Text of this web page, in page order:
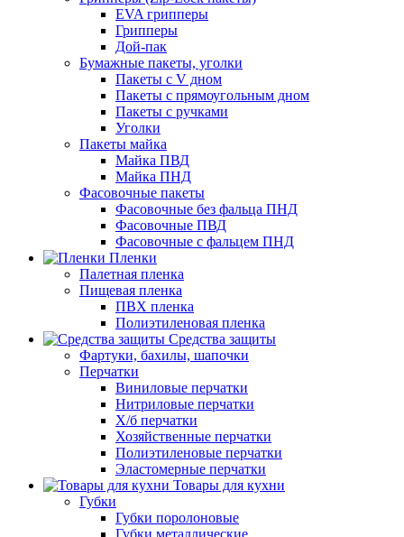
EVA грипперы
Грипперы
Дой-пак
Бумажные пакеты, уголки
Пакеты с V дном
Пакеты с прямоугольным дном
Пакеты с ручками
Уголки
Пакеты майка
Майка ПВД
Майка ПНД
Фасовочные пакеты
Фасовочные без фальца ПНД
Фасовочные ПВД
Фасовочные с фальцем ПНД
Пленки
Палетная пленка
Пищевая пленка
ПВХ пленка
Полиэтиленовая пленка
Средства защиты
Фартуки, бахилы, шапочки
Перчатки
Виниловые перчатки
Нитриловые перчатки
Х/б перчатки
Хозяйственные перчатки
Полиэтиленовые перчатки
Эластомерные перчатки
Товары для кухни
Губки
Губки поролоновые
Губки металлические